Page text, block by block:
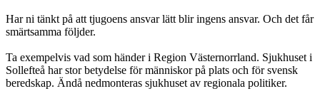
Har ni tänkt på att tjugoens ansvar lätt blir ingens ansvar. Och det får
smärtsamma följder.
Ta exempelvis vad som händer i Region Västernorrland. Sjukhuset i
Sollefteå har stor betydelse för människor på plats och för svensk
beredskap. Ändå nedmonteras sjukhuset av regionala politiker.